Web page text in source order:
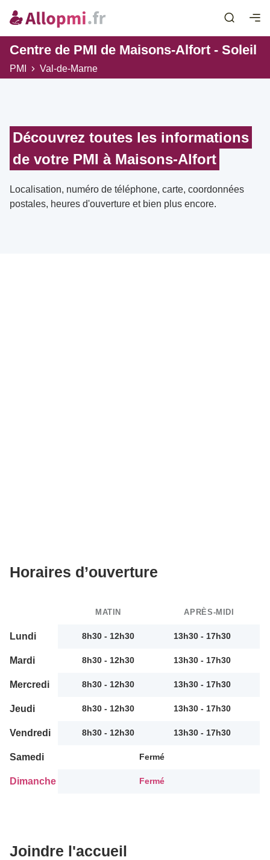
Centre de PMI de Maisons-Alfort - Soleil
PMI Val-de-Marne
Découvrez toutes les informations
de votre PMI à Maisons-Alfort
Localisation, numéro de téléphone, carte, coordonnées
postales, heures d'ouverture et bien plus encore.
Horaires d’ouverture
MATIN APRÈS-MIDI
Lundi 8h30 - 12h30 13h30 - 17h30
Mardi 8h30 - 12h30 13h30 - 17h30
Mercredi 8h30 - 12h30 13h30 - 17h30
Jeudi 8h30 - 12h30 13h30 - 17h30
Vendredi 8h30 - 12h30 13h30 - 17h30
Samedi Fermé
Dimanche Fermé
Joindre l'accueil